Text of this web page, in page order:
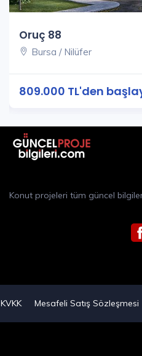
Oruç 88
Bursa / Nilüfer
809.000 TL'den
Konut projeleri tüm güncel
KVKK Mesafeli Satış Sözleşmesi